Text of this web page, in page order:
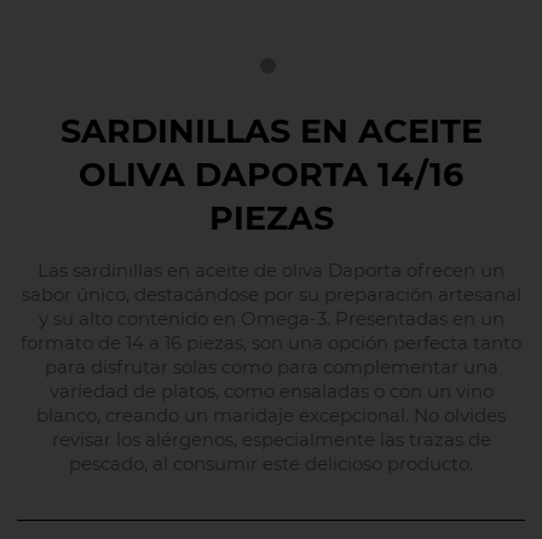
SARDINILLAS EN ACEITE
OLIVA DAPORTA 14/16
PIEZAS
Las sardinillas en aceite de oliva Daporta ofrecen un
sabor único, destacándose por su preparación artesanal
y su alto contenido en Omega-3. Presentadas en un
formato de 14 a 16 piezas, son una opción perfecta tanto
para disfrutar solas como para complementar una
variedad de platos, como ensaladas o con un vino
blanco, creando un maridaje excepcional. No olvides
revisar los alérgenos, especialmente las trazas de
pescado, al consumir este delicioso producto.